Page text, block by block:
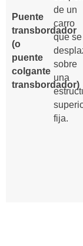
Puente
transbordador
(o
puente
colgante
transbordador)
de un
carro
que se
sobre
una
fija.